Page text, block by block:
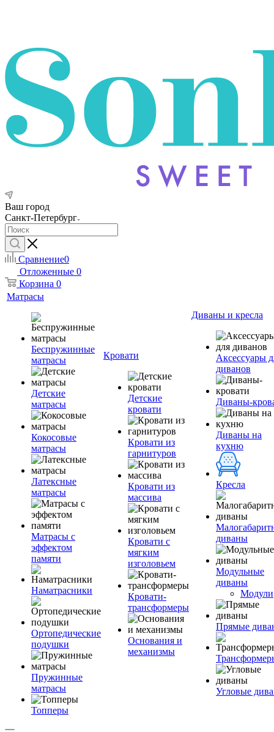
Ваш город
Санкт-Петербург
Сравнение0
Отложенные 0
Корзина 0
Матрасы
Беспружинные
матрасы
Детские
матрасы
Кокосовые
матрасы
Латексные
матрасы
Матрасы с
эффектом
памяти
Наматрасники
Ортопедические
подушки
Пружинные
матрасы
Топперы
Кровати
Детские
кровати
Кровати из
гарнитуров
Кровати из
массива
Кровати с
мягким
изголовьем
Кровати-
трансформеры
Основания и
механизмы
Диваны и кресла
Аксессуары
диванов
Диваны-
Диваны на
кухню
Кресла
диваны
Модульные
диваны
Модули
Прямые
Угловые